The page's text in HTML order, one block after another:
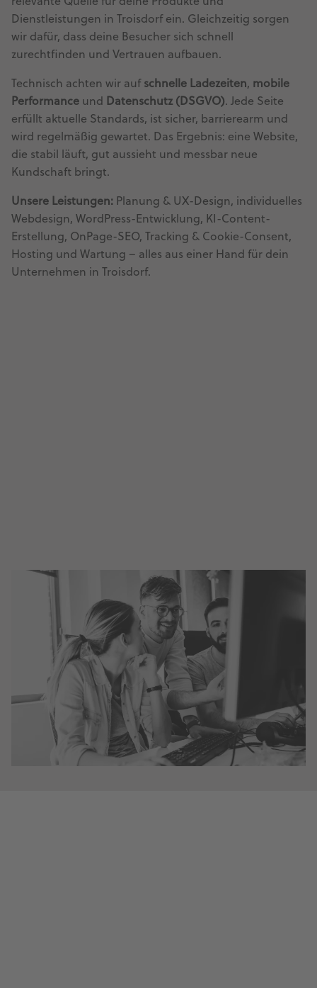
Dienstleistungen in Troisdorf ein. Gleichzeitig sorgen
wir dafür, dass deine Besucher sich schnell
zurechtfinden und Vertrauen aufbauen.
Technisch achten wir auf schnelle Ladezeiten, mobile
Performance und Datenschutz (DSGVO). Jede Seite
erfüllt aktuelle Standards, ist sicher, barrierearm und
wird regelmäßig gewartet. Das Ergebnis: eine Website,
die stabil läuft, gut aussieht und messbar neue
Kundschaft bringt.
Unsere Leistungen: Planung & UX-Design, individuelles
Webdesign, WordPress-Entwicklung, KI-Content-
Erstellung, OnPage-SEO, Tracking & Cookie-Consent,
Hosting und Wartung – alles aus einer Hand für dein
Unternehmen in Troisdorf.